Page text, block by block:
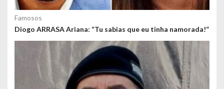
Famosos
Diogo ARRASA Ariana: “Tu sabias que eu tinha namorada!”